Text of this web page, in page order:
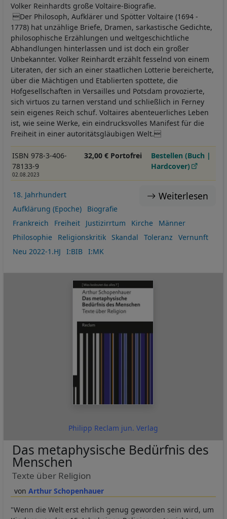
Volker Reinhardts große Voltaire-Biografie.
Der Philosoph, Aufklärer und Spötter Voltaire (1694 -
1778) hat unzählige Briefe, Dramen, sarkastische Gedichte,
philosophische Erzählungen und weltgeschichtliche
Abhandlungen hinterlassen und ist doch ein großer
Unbekannter. Volker Reinhardt erzählt fesselnd von einem
Literaten, der sich an einer staatlichen Lotterie bereicherte,
über die Mächtigen und Etablierten spottete, die
Hofgesellschaften in Versailles und Potsdam provozierte,
sich virtuos zu tarnen verstand und schließlich in Ferney
sein eigenes Reich schuf. Voltaires abenteuerliches Leben
ist, wie seine Werke, ein eindrucksvolles Manifest für die
Freiheit in einer autoritätsgläubigen Welt.
ISBN 978-3-406-
78133-9
02.08.2023
32,00 € Portofrei
Bestellen (Buch |
Hardcover)
Weiterlesen
18. Jahrhundert
Aufklärung (Epoche)
Biografie
Frankreich
Freiheit Justizirrtum Kirche
Männer
Philosophie
Religionskritik Skandal Toleranz
Vernunft
Neu 2022-1.HJ
I:BIB I:MK
Philipp Reclam jun. Verlag
Arthur Schopenhauer
Das metaphysische Bedürfnis des
Menschen
Texte über Religion
"Wenn die Welt erst ehrlich genug geworden sein wird, um